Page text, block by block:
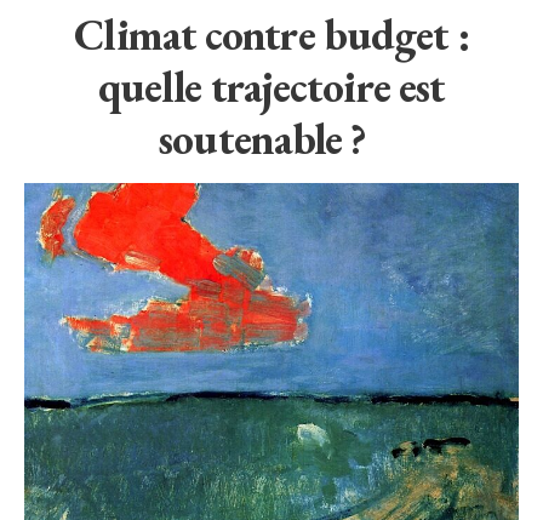
Climat contre budget :
quelle trajectoire est
soutenable ?